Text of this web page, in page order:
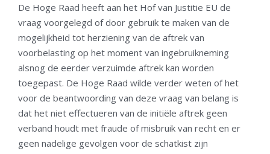
De Hoge Raad heeft aan het Hof van Justitie EU de
vraag voorgelegd of door gebruik te maken van de
mogelijkheid tot herziening van de aftrek van
voorbelasting op het moment van ingebruikneming
alsnog de eerder verzuimde aftrek kan worden
toegepast. De Hoge Raad wilde verder weten of het
voor de beantwoording van deze vraag van belang is
dat het niet effectueren van de initiële aftrek geen
verband houdt met fraude of misbruik van recht en er
geen nadelige gevolgen voor de schatkist zijn